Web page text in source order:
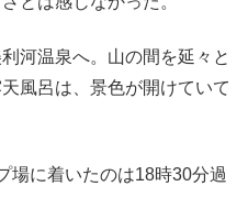
河温泉へ。山の間を延々と
風呂は、景色が開けていて
場に着いたのは18時30分過